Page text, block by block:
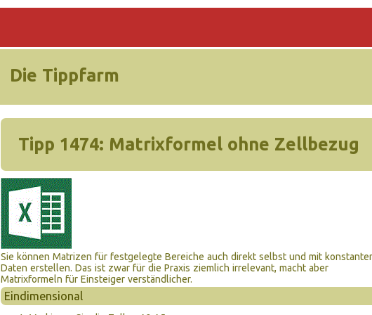
Die Tippfarm
Tipp 1474: Matrixformel ohne Zellbezug
Sie können Matrizen für festgelegte Bereiche auch direkt selbst und mit
Daten erstellen. Das ist zwar für die Praxis ziemlich irrelevant, macht aber
Matrixformeln für Einsteiger verständlicher.
Eindimensional